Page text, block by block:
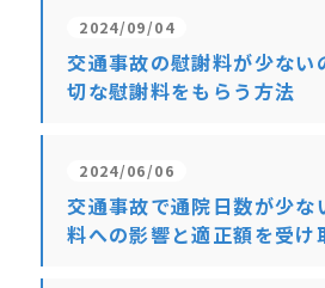
2024/09/04
交通事故の慰謝料が少ない
切な慰謝料をもらう方法
2024/06/06
交通事故で通院日数が少な
料への影響と適正額を受け